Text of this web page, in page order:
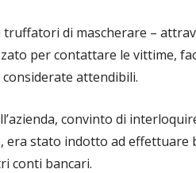
truffatori di mascherare –
per contattare le vittime,
attendibili.
convinto di
era stato indotto ad
conti bancari.